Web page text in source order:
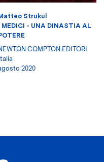
Strukul
MEDICI - UNA DINASTIA AL
COMPTON EDITORI
2020